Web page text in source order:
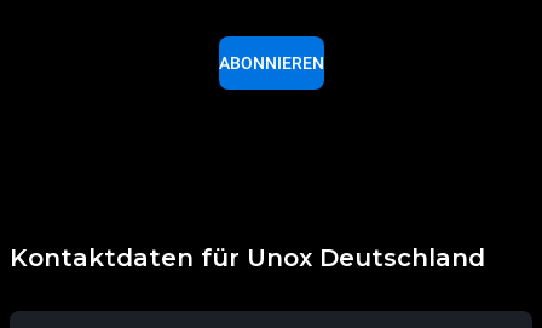
ABONNIEREN
Kontaktdaten für Unox Deutschland